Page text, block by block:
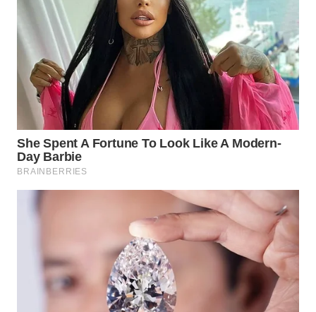
WN
LANGKAT
WN
TAPANULI
SELATAN
WN
TANJUNG
LESUNG
WN
SIMALUNGUN